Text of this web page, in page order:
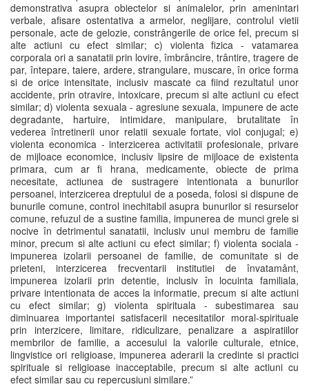
demonstrativa asupra obiectelor si animalelor, prin amenintari
verbale, afisare ostentativa a armelor, neglijare, controlul vietii
personale, acte de gelozie, constrângerile de orice fel, precum si
alte actiuni cu efect similar; c) violenta fizica - vatamarea
corporala ori a sanatatii prin lovire, îmbrâncire, trântire, tragere de
par, întepare, taiere, ardere, strangulare, muscare, în orice forma
si de orice intensitate, inclusiv mascate ca fiind rezultatul unor
accidente, prin otravire, intoxicare, precum si alte actiuni cu efect
similar; d) violenta sexuala - agresiune sexuala, impunere de acte
degradante, hartuire, intimidare, manipulare, brutalitate în
vederea întretinerii unor relatii sexuale fortate, viol conjugal; e)
violenta economica - interzicerea activitatii profesionale, privare
de mijloace economice, inclusiv lipsire de mijloace de existenta
primara, cum ar fi hrana, medicamente, obiecte de prima
necesitate, actiunea de sustragere intentionata a bunurilor
persoanei, interzicerea dreptului de a poseda, folosi si dispune de
bunurile comune, control inechitabil asupra bunurilor si resurselor
comune, refuzul de a sustine familia, impunerea de munci grele si
nocive în detrimentul sanatatii, inclusiv unui membru de familie
minor, precum si alte actiuni cu efect similar; f) violenta sociala -
impunerea izolarii persoanei de familie, de comunitate si de
prieteni, interzicerea frecventarii institutiei de învatamânt,
impunerea izolarii prin detentie, inclusiv în locuinta familiala,
privare intentionata de acces la informatie, precum si alte actiuni
cu efect similar; g) violenta spirituala - subestimarea sau
diminuarea importantei satisfacerii necesitatilor moral-spirituale
prin interzicere, limitare, ridiculizare, penalizare a aspiratiilor
membrilor de familie, a accesului la valorile culturale, etnice,
lingvistice ori religioase, impunerea aderarii la credinte si practici
spirituale si religioase inacceptabile, precum si alte actiuni cu
efect similar sau cu repercusiuni similare.”